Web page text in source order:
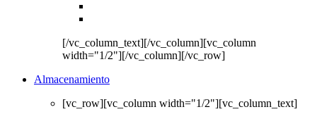
[/vc_column_text][/vc_column][vc_column
width="1/2"][/vc_column][/vc_row]
Almacenamiento
[vc_row][vc_column width="1/2"][vc_column_text]